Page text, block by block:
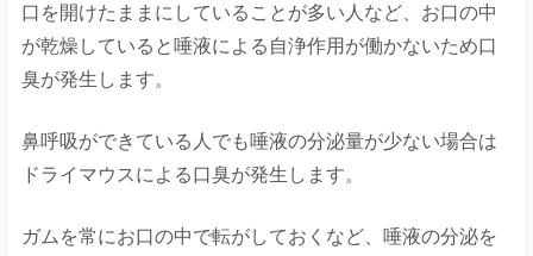
口を開けたままにしていることが多い人など、お口の中
が乾燥していると唾液による自浄作用が働かないため口
臭が発生します。
鼻呼吸ができている人でも唾液の分泌量が少ない場合は
ドライマウスによる口臭が発生します。
ガムを常にお口の中で転がしておくなど、唾液の分泌を